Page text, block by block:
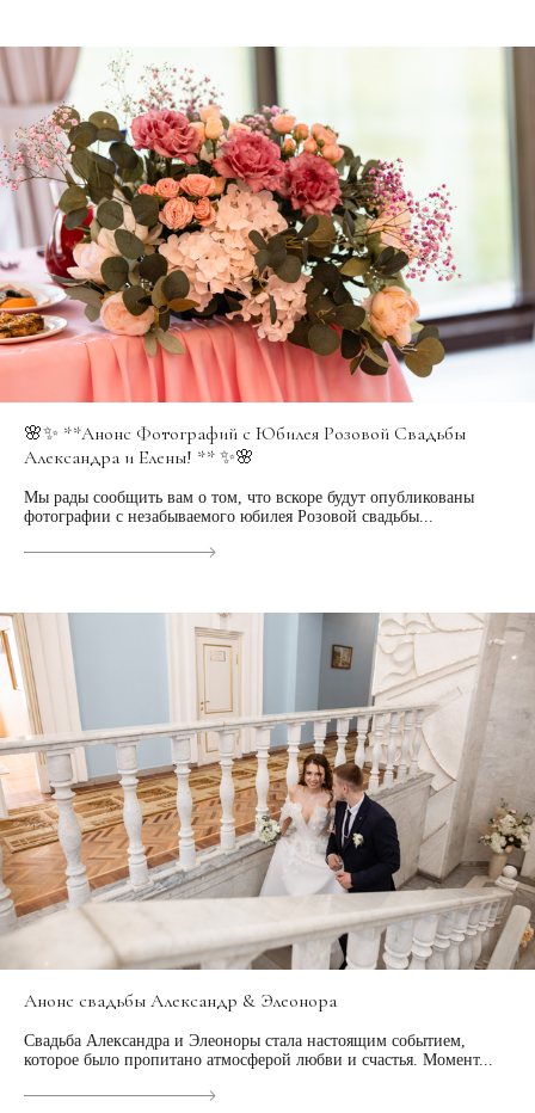
🌸✨ **Анонс Фотографий с Юбилея Розовой Свадьбы
Александра и Елены! ** ✨🌸
Мы рады сообщить вам о том, что вскоре будут опубликованы
фотографии с незабываемого юбилея Розовой свадьбы...
Анонс свадьбы Александр & Элеонора
Свадьба Александра и Элеоноры стала настоящим событием,
которое было пропитано атмосферой любви и счастья. Момент...